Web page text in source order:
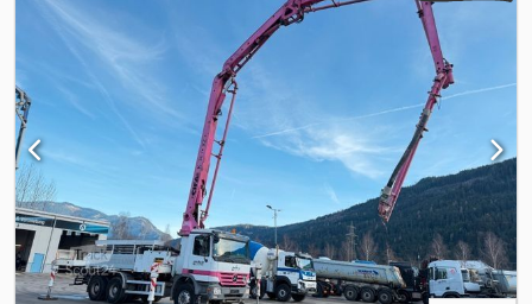
rezervoara za gorivo:
bela, kabina vozača:
dnevna
kabina, tip prenosa: mehanički, emisioni razred:
suspencija:
, broj sedišta:2, ukupna dužina: 8.445 mm,
dozvoljeno opterećenje osovine (osovina 1):
, dozvoljeno
opterećenje osovine (osovina 2):
13.000 kg, dozvoljeno
opterećenje osovine (osovina 3): 13.000 kg, zapremina tovarnog
prostora:
, Godina proizvodnje: 2001, Oprema:
ABS,
diferencijalna blokada, klima uređaj, registracija kamiona, Astra
HD7-64.40 Cursor 13 CIFA mikser za beton 11m³ (Model RY1100) 6x4
lisnata opruga diferencijalna blokada 13T AP osovine ZF manuelni
menjač Dozvoljena ukupna masa 33.000kg - nosivost 19.060kg
Euro 3 ABS ukupna dužina kamiona 8,45m međuosovinsko